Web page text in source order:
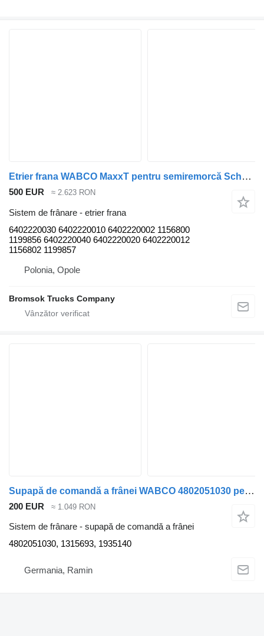
Etrier frana WABCO MaxxT pentru semiremorcă Schmitz Cargobull
500 EUR ≈ 2.623 RON
Sistem de frânare - etrier frana
6402220030 6402220010 6402220002 1156800
1199856 6402220040 6402220020 6402220012
1156802 1199857
Polonia, Opole
Bromsok Trucks Company
Supapă de comandă a frânei WABCO 4802051030 pentru semiremorcă
200 EUR ≈ 1.049 RON
Sistem de frânare - supapă de comandă a frânei
4802051030, 1315693, 1935140
Germania, Ramin